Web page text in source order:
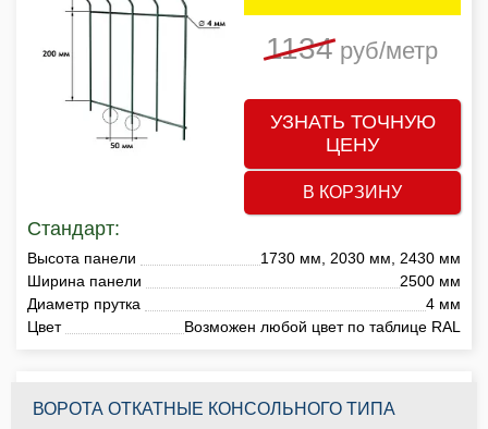
1134руб/метр
УЗНАТЬ ТОЧНУЮ
ЦЕНУ
В КОРЗИНУ
Стандарт:
Высота панели
1730 мм, 2030 мм, 2430 мм
Ширина панели
2500 мм
Диаметр прутка
4 мм
Цвет
Возможен любой цвет по таблице RAL
ВОРОТА ОТКАТНЫЕ КОНСОЛЬНОГО ТИПА